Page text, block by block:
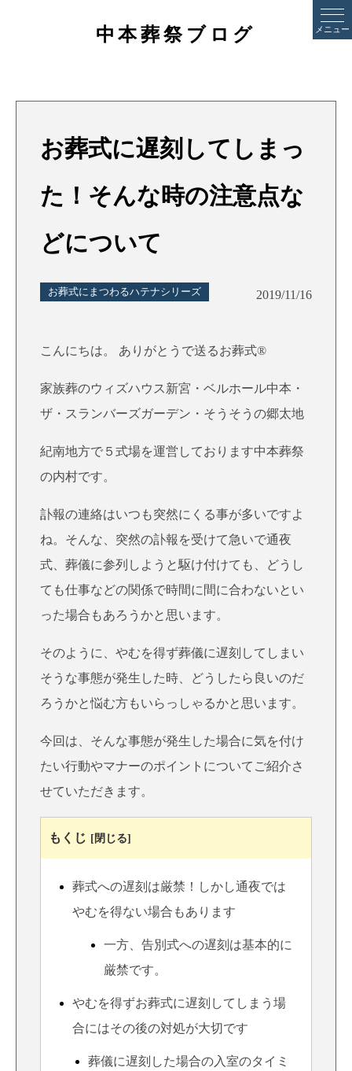
メニュー
中本葬祭ブログ
お葬式に遅刻してしまっ
た！そんな時の注意点な
どについて
お葬式にまつわるハテナシリーズ 2019/11/16
こんにちは。 ありがとうで送るお葬式®
家族葬のウィズハウス新宮・ベルホール中本・
ザ・スランバーズガーデン・そうそうの郷太地
紀南地方で５式場を運営しております中本葬祭
の内村です。
訃報の連絡はいつも突然にくる事が多いですよ
ね。そんな、突然の訃報を受けて急いで通夜
式、葬儀に参列しようと駆け付けても、どうし
ても仕事などの関係で時間に間に合わないとい
った場合もあろうかと思います。
そのように、やむを得ず葬儀に遅刻してしまい
そうな事態が発生した時、どうしたら良いのだ
ろうかと悩む方もいらっしゃるかと思います。
今回は、そんな事態が発生した場合に気を付け
たい行動やマナーのポイントについてご紹介さ
せていただきます。
もくじ [閉じる]
葬式への遅刻は厳禁！しかし通夜では
やむを得ない場合もあります
一方、告別式への遅刻は基本的に
厳禁です。
やむを得ずお葬式に遅刻してしまう場
合にはその後の対処が大切です
葬儀に遅刻した場合の入室のタイミ